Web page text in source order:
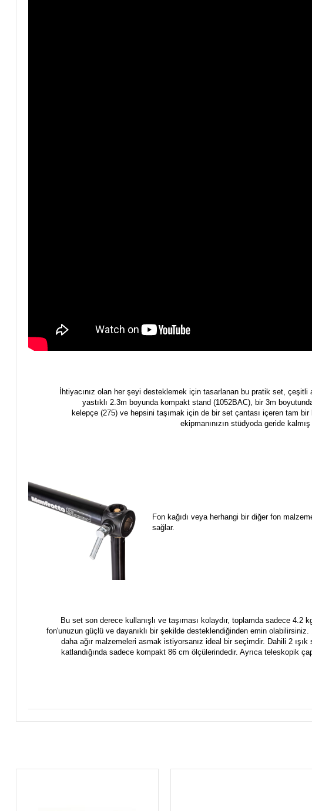
İhtiyacınız olan her şeyi desteklemek için tasarlanan bu pratik set,
yastıklı 2.3m boyunda kompakt stand (1052BAC), bir 3m
kelepçe (275) ve hepsini taşımak için de bir set çantası içeren tam
ekipmanınızın stüdyoda geride
Fon kağıdı veya herhangi bir diğer fon
sağlar.
Bu set son derece kullanışlı ve taşıması kolaydır, toplamda sadece 4.2
fon'unuzun güçlü ve dayanıklı bir şekilde desteklendiğinden emin
daha ağır malzemeleri asmak istiyorsanız ideal bir seçimdir. Dahili 2
katlandığında sadece kompakt 86 cm ölçülerindedir. Ayrıca teleskopik